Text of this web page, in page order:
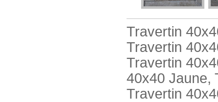
Travertin
Travertin
Travertin
40x40 Jaune,
Travertin